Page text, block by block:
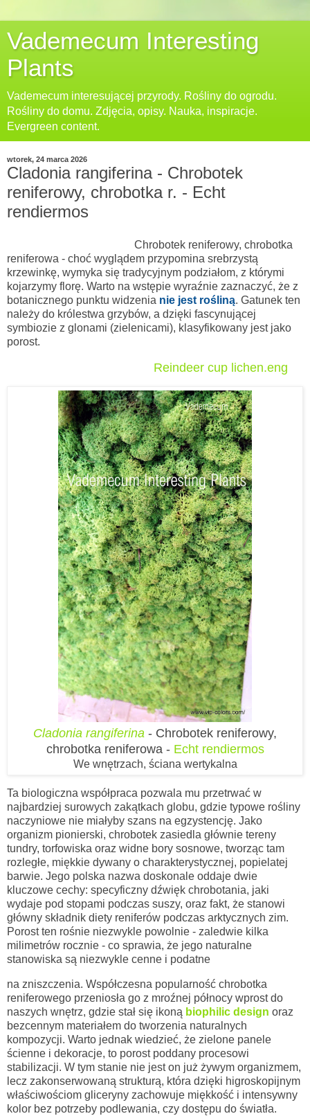
Vademecum Interesting
Plants
Vademecum interesującej przyrody. Rośliny do ogrodu.
Rośliny do domu. Zdjęcia, opisy. Nauka, inspiracje.
Evergreen content.
wtorek, 24 marca 2026
Cladonia rangiferina - Chrobotek
reniferowy, chrobotka r. - Echt
rendiermos
Chrobotek reniferowy, chrobotka
reniferowa - choć wyglądem przypomina srebrzystą
krzewinkę, wymyka się tradycyjnym podziałom, z którymi
kojarzymy florę. Warto na wstępie wyraźnie zaznaczyć, że z
botanicznego punktu widzenia nie jest rośliną. Gatunek ten
należy do królestwa grzybów, a dzięki fascynującej
symbiozie z glonami (zielenicami), klasyfikowany jest jako
porost.
Reindeer cup lichen.eng
Cladonia rangiferina - Chrobotek reniferowy,
chrobotka reniferowa - Echt rendiermos
We wnętrzach, ściana wertykalna
Ta biologiczna współpraca pozwala mu przetrwać w
najbardziej surowych zakątkach globu, gdzie typowe rośliny
naczyniowe nie miałyby szans na egzystencję. Jako
organizm pionierski, chrobotek zasiedla głównie tereny
tundry, torfowiska oraz widne bory sosnowe, tworząc tam
rozległe, miękkie dywany o charakterystycznej, popielatej
barwie. Jego polska nazwa doskonale oddaje dwie
kluczowe cechy: specyficzny dźwięk chrobotania, jaki
wydaje pod stopami podczas suszy, oraz fakt, że stanowi
główny składnik diety reniferów podczas arktycznych zim.
Porost ten rośnie niezwykle powolnie - zaledwie kilka
milimetrów rocznie - co sprawia, że jego naturalne
stanowiska są niezwykle cenne i podatne
na zniszczenia. Współczesna popularność chrobotka
reniferowego przeniosła go z mroźnej północy wprost do
naszych wnętrz, gdzie stał się ikoną biophilic design oraz
bezcennym materiałem do tworzenia naturalnych
kompozycji. Warto jednak wiedzieć, że zielone panele
ścienne i dekoracje, to porost poddany procesowi
stabilizacji. W tym stanie nie jest on już żywym organizmem,
lecz zakonserwowaną strukturą, która dzięki higroskopijnym
właściwościom gliceryny zachowuje miękkość i intensywny
kolor bez potrzeby podlewania, czy dostępu do światła.